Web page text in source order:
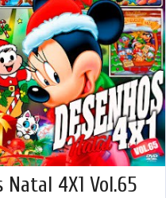
Natal 4X1 Vol.65